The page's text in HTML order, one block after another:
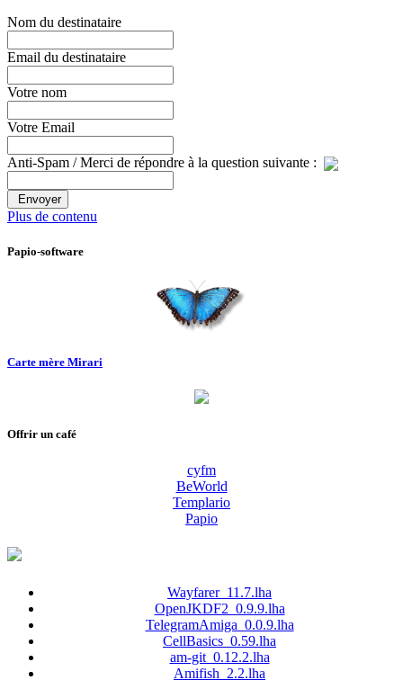
Nom du destinataire
Email du destinataire
Votre nom
Votre Email
Anti-Spam / Merci de répondre à la question suivante :
Envoyer
Plus de contenu
Papio-software
Carte mère Mirari
Offrir un café
cyfm
BeWorld
Templario
Papio
Wayfarer_11.7.lha
OpenJKDF2_0.9.9.lha
TelegramAmiga_0.0.9.lha
CellBasics_0.59.lha
am-git_0.12.2.lha
Amifish_2.2.lha